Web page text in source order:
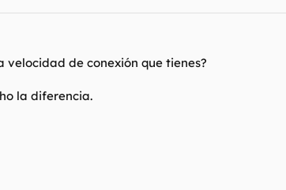
de conexión que tienes?
la diferencia.